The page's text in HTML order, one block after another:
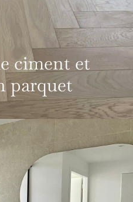
ciment et
parquet